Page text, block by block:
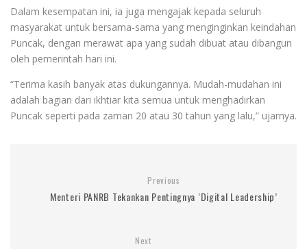
Dalam kesempatan ini, ia juga mengajak kepada seluruh
masyarakat untuk bersama-sama yang menginginkan keindahan
Puncak, dengan merawat apa yang sudah dibuat atau dibangun
oleh pemerintah hari ini.
“Terima kasih banyak atas dukungannya. Mudah-mudahan ini
adalah bagian dari ikhtiar kita semua untuk menghadirkan
Puncak seperti pada zaman 20 atau 30 tahun yang lalu,” ujarnya.
Previous
Menteri PANRB Tekankan Pentingnya ‘Digital Leadership’
Next